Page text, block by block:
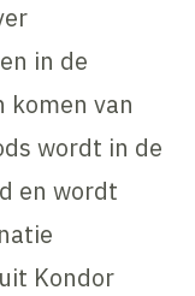
in de
van
wordt in de
en wordt
Kondor